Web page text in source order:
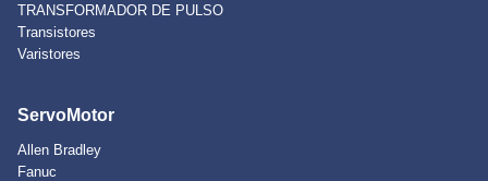
TRANSFORMADOR DE PULSO
Transistores
Varistores
ServoMotor
Allen Bradley
Fanuc